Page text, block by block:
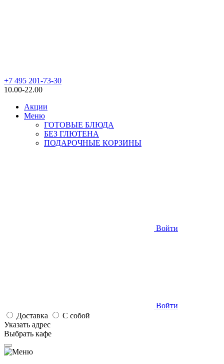
+7 495 201-73-30
10.00-22.00
Акции
Меню
ГОТОВЫЕ БЛЮДА
БЕЗ ГЛЮТЕНА
ПОДАРОЧНЫЕ КОРЗИНЫ
Войти
Войти
Доставка
С собой
Указать адрес
Выбрать кафе